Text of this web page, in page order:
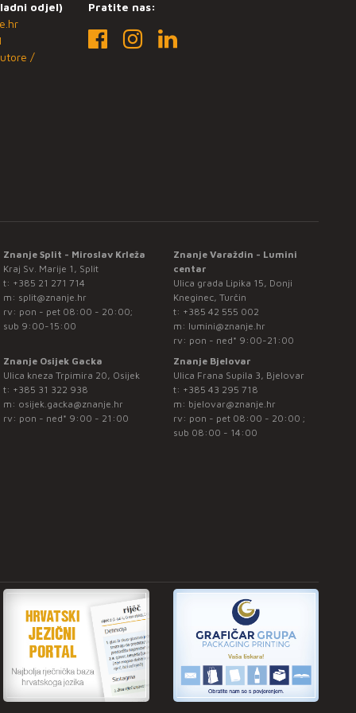
odjel)
/
Pratite nas:
Znanje Split - Miroslav Krleža
Kraj Sv. Marije 1, Split
t: +385 21 271 714
m: split@znanje.hr
rv: pon - pet 08:00 - 20:00;
sub 9:00-15:00
Znanje Varaždin - Lumini
centar
Ulica grada Lipika 15, Donji
Kneginec, Turčin
t: +385 42 555 002
m: lumini@znanje.hr
rv: pon - ned* 9:00-21:00
Znanje Osijek Gacka
Ulica kneza Trpimira 20, Osijek
t: +385 31 322 938
m: osijek.gacka@znanje.hr
rv: pon - ned* 9:00 - 21:00
Znanje Bjelovar
Ulica Frana Supila 3, Bjelovar
t: +385 43 295 718
m: bjelovar@znanje.hr
rv: pon - pet 08:00 - 20:00 ;
sub 08:00 - 14:00